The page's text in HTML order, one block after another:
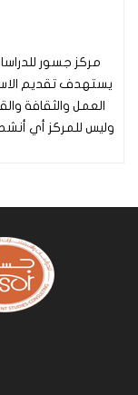
مركز جسور
يستهدف تقديم
العمل والثقافة
وليس للمركز أي